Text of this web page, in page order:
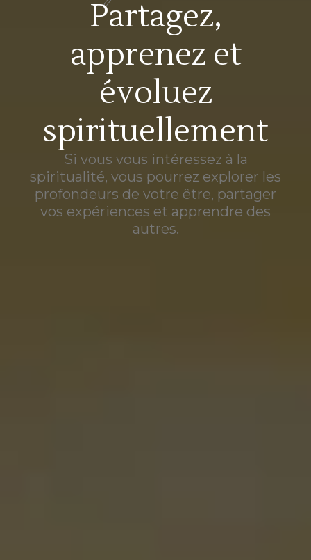
Partagez,
apprenez et
évoluez
spirituellement
Si vous vous intéressez à la
spiritualité, vous pourrez explorer les
profondeurs de votre être, partager
vos expériences et apprendre des
autres.